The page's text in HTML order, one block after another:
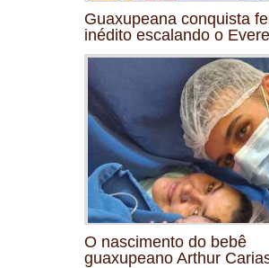
Guaxupeana conquista
inédito escalando o
O nascimento do bebê
guaxupeano Arthur